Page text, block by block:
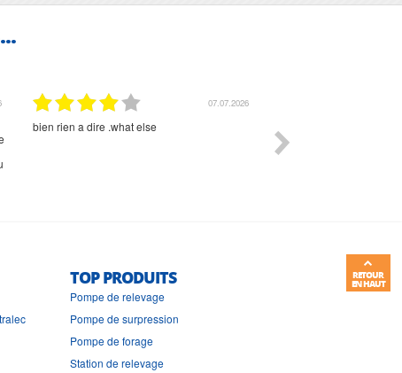
01.07.2026
Commande et délais parfait
TOP PRODUITS
Pompe de relevage
Pompe de surpression
Pompe de forage
Station de relevage
RETOUR
EN HAUT